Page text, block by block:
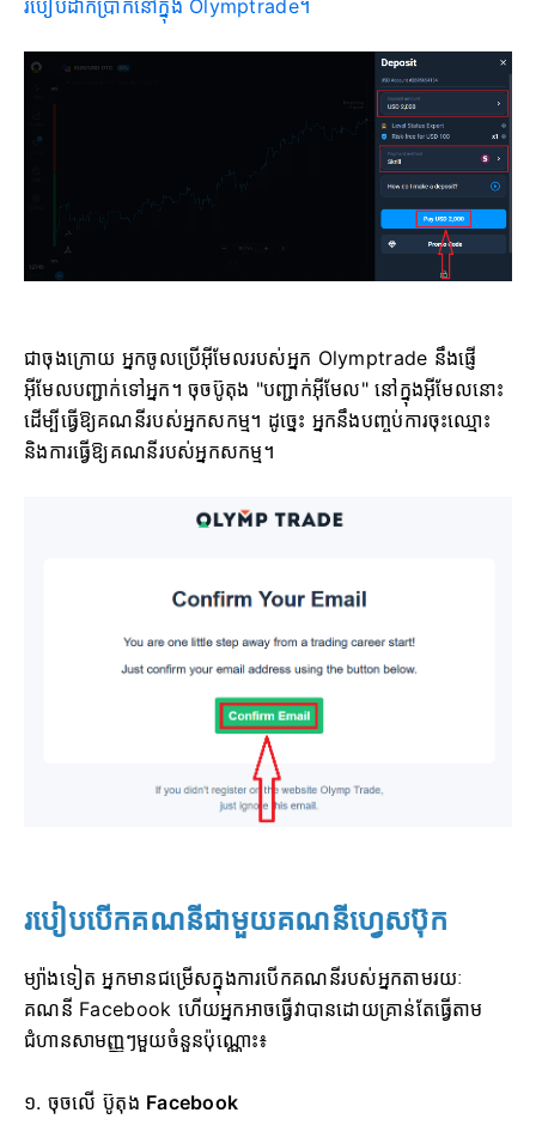
របៀបដាក់ប្រាក់នៅក្នុង Olymptrade។
ជាចុងក្រោយ អ្នកចូលប្រើអ៊ីមែលរបស់អ្នក Olymptrade នឹងផ្ញើ
អ៊ីមែលបញ្ជាក់ទៅអ្នក។ ចុចប៊ូតុង "បញ្ជាក់អ៊ីមែល" នៅក្នុងអ៊ីមែលនោះ
ដើម្បីធ្វើឱ្យគណនីរបស់អ្នកសកម្ម។ ដូច្នេះ អ្នកនឹងបញ្ចប់ការចុះឈ្មោះ
និងការធ្វើឱ្យគណនីរបស់អ្នកសកម្ម។
របៀបបើកគណនីជាមួយគណនីហ្វេសប៊ុក
ម្យ៉ាងទៀត អ្នកមានជម្រើសក្នុងការបើកគណនីរបស់អ្នកតាមរយៈ
គណនី Facebook ហើយអ្នកអាចធ្វើវាបានដោយគ្រាន់តែធ្វើតាម
ជំហានសាមញ្ញៗមួយចំនួនប៉ុណ្ណោះ៖
១. ចុចលើ ប៊ូតុង Facebook